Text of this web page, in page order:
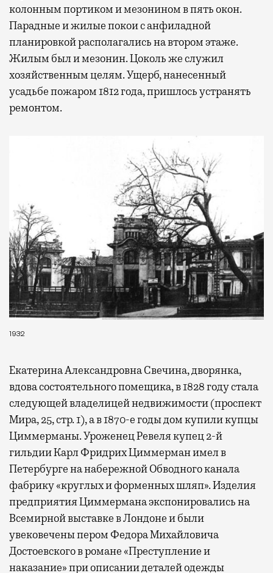
колонным портиком и мезонином в пять окон.
Парадные и жилые покои с анфиладной
планировкой располагались на втором этаже.
Жилым был и мезонин. Цоколь же служил
хозяйственным целям. Ущерб, нанесенный
усадьбе пожаром 1812 года, пришлось устранять
ремонтом.
1932
Екатерина Александровна Свечина, дворянка,
вдова состоятельного помещика, в 1828 году стала
следующей владелицей недвижимости (проспект
Мира, 25, стр. 1), а в 1870-е годы дом купили купцы
Циммерманы. Уроженец Ревеля купец 2-й
гильдии Карл Фридрих Циммерман имел в
Петербурге на набережной Обводного канала
фабрику «круглых и форменных шляп». Изделия
предприятия Циммермана экспонировались на
Всемирной выставке в Лондоне и были
увековечены пером Федора Михайловича
Достоевского в романе «Преступление и
наказание» при описании деталей одежды